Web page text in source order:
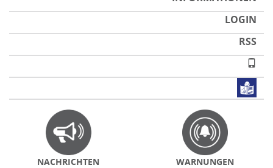
LOGIN
RSS
NACHRICHTEN WARNUNGEN